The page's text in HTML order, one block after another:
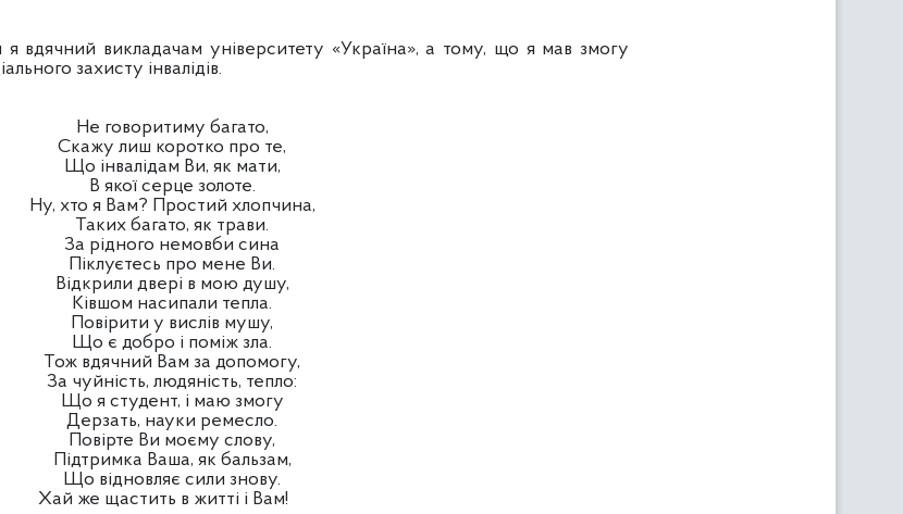
викладачам університету «Україна», а тому, що я мав змогу
захисту інвалідів.
Не говоритиму багато,
Скажу лиш коротко про те,
Що інвалідам Ви, як мати,
В якої серце золоте.
Ну, хто я Вам? Простий хлопчина,
Таких багато, як трави.
За рідного немовби сина
Піклуєтесь про мене Ви.
Відкрили двері в мою душу,
Ківшом насипали тепла.
Повірити у вислів мушу,
Що є добро і поміж зла.
Тож вдячний Вам за допомогу,
За чуйність, людяність, тепло:
Що я студент, і маю змогу
Дерзать, науки ремесло.
Повірте Ви моєму слову,
Підтримка Ваша, як бальзам,
Що відновляє сили знову.
Хай же щастить в житті і Вам!